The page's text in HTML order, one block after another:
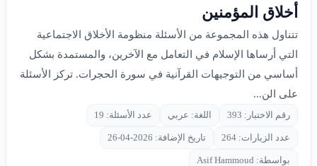
أخلاق المؤمنين
تتناول هذه المجموعة من الأسئلة منظومة الأخلاق الاجتماعية
التي أرساها الإسلام في التعامل مع الآخرين، والمستمدة بشكل
أساسي من التوجيهات القرآنية في سورة الحجرات. تركز الأسئلة
على الن...
رقم الاختبار: 393 اللغة: عربي عدد الأسئلة: 19
عدد الزيارات: 264 تاريخ الإضافة: 2026-04-26
بواسطة: Asif Hammoud